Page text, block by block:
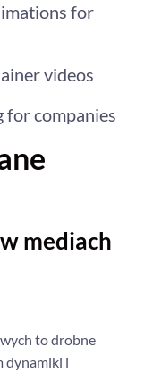
for
videos
for companies
mediach
to drobne
dynamiki i